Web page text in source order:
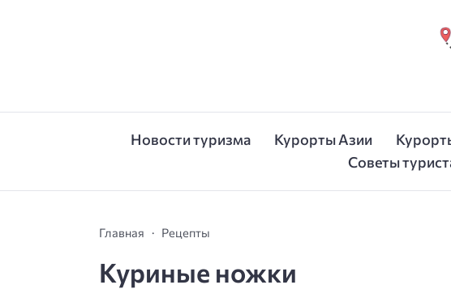
Новости туризма Курорты Азии
Советы
Главная Рецепты
Куриные ножки